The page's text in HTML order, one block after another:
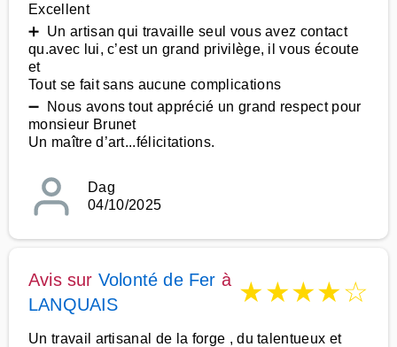
Excellent
➕ Un artisan qui travaille seul vous avez contact
qu.avec lui, c’est un grand privilège, il vous écoute
et
Tout se fait sans aucune complications
➖ Nous avons tout apprécié un grand respect pour
monsieur Brunet
Un maître d’art...félicitations.
Dag
04/10/2025
Avis sur Volonté de Fer à
LANQUAIS
★★★★☆
Un travail artisanal de la forge , du talentueux et